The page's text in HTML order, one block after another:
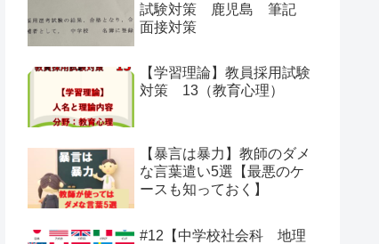
試験対策 鹿児島 筆記
面接対策
【学習理論】教員採用試験
対策 13（教育心理）
【暴言は暴力】教師のダメ
な言葉遣い5選【最悪のケ
ースも知っておく】
#12【中学校社会科 地理